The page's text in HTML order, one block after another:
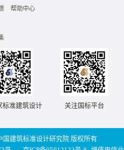
帮助中心
标准建筑设计 关注国标平台
建筑标准设计研究院 版权所有